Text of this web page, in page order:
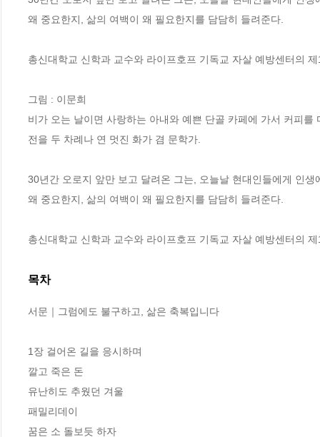
왜 중요한지, 삶의 여백이 왜 필요한지를 담담히 들려준다.
총신대학교 신학과 교수와 라이프호프 기독교 자살 예방센터의
그림 : 이문희
비가 오는 날이면 사랑하는 아내와 예쁜 단골 카페에 가서 커피
전을 두 차례나 연 멋진 화가 겸 문학가.
30년간 오로지 앞만 보고 달려온 그는, 오늘날 현대인들에게 인
왜 중요한지, 삶의 여백이 왜 필요한지를 담담히 들려준다.
총신대학교 신학과 교수와 라이프호프 기독교 자살 예방센터의
목차
서문｜그럼에도 불구하고, 삶은 축복입니다
1장 걸어온 길을 응시하며
깔고 죽은 돈
유난히도 추웠던 겨울
패밀리데이
꿈은 소 돌보듯 하자